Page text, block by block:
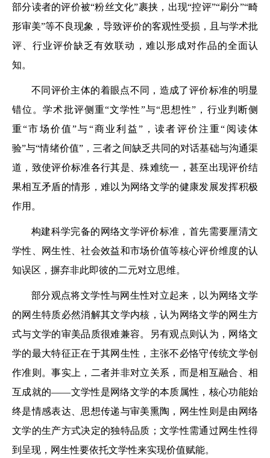
部分读者的评价被“粉丝文化”裹挟，出现“控评”“刷分”“畸
形审美”等不良现象，导致评价的客观性受损，且与学术批
评、行业评价缺乏有效联动，难以形成对作品的全面认
知。
不同评价主体的着眼点不同，造成了评价标准的明显
错位。学术批评侧重“文学性”与“思想性”，行业判断侧
重“市场价值”与“商业利益”，读者评价注重“阅读体
验”与“情绪价值”，三者之间缺乏共同的对话基础与沟通渠
道，致使评价标准各行其是、殊难统一，甚至出现评价结
果相互矛盾的情形，难以为网络文学的健康发展发挥积极
作用。
构建科学完备的网络文学评价标准，首先需要厘清文
学性、网生性、社会效益和市场价值等核心评价维度的认
知误区，摒弃非此即彼的二元对立思维。
部分观点将文学性与网生性对立起来，以为网络文学
的网生特质必然消解其文学内核，认为网络文学的网生方
式与文学的审美品质很难兼容。另有观点则认为，网络文
学的最大特征正在于其网生性，主张不必恪守传统文学创
作准则。事实上，二者并非对立关系，而是相互融合、相
互成就的——文学性是网络文学的本质属性，核心功能始
终是情感表达、思想传递与审美熏陶，网生性则是由网络
文学的生产方式决定的独特品质；文学性需通过网生性得
到呈现，网生性要依托文学性来实现价值赋能。